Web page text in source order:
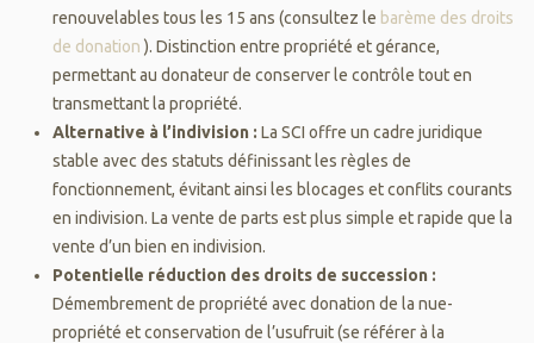
renouvelables tous les 15 ans (consultez le barème des droits
de donation ). Distinction entre propriété et gérance,
permettant au donateur de conserver le contrôle tout en
transmettant la propriété.
Alternative à l’indivision : La SCI offre un cadre juridique
stable avec des statuts définissant les règles de
fonctionnement, évitant ainsi les blocages et conflits courants
en indivision. La vente de parts est plus simple et rapide que la
vente d’un bien en indivision.
Potentielle réduction des droits de succession :
Démembrement de propriété avec donation de la nue-
propriété et conservation de l’usufruit (se référer à la